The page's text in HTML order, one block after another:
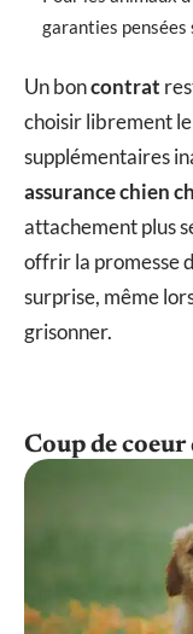
garanties pensées
Un boncontrat
choisir librement
supplémentaires
assurance chien
attachement plus
offrir la promesse
surprise, même
grisonner.
Coup de coeur